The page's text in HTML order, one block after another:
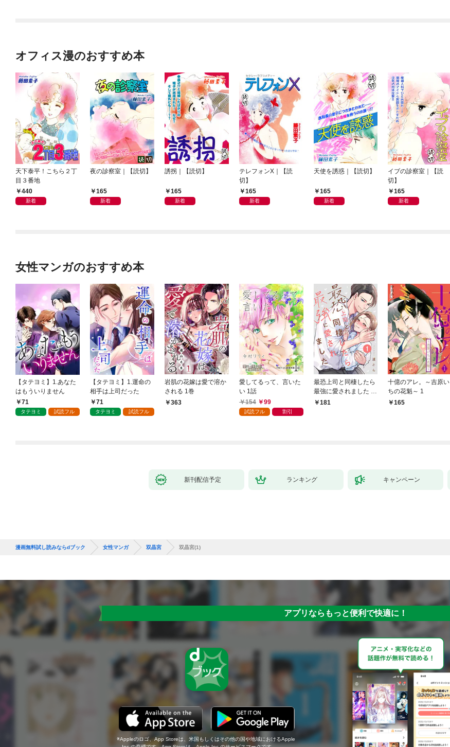
オフィス漫のおすすめ本
天下泰平！こちら２丁
目３番地
440
新着
夜の診察室｜【読切】
165
新着
誘拐｜【読切】
165
新着
テレフォンX｜【読
切】
165
新着
天使を誘惑｜【読切】
165
新着
イブの診察室｜【読
切】
165
新着
女性マンガのおすすめ本
【タテヨミ】1.あなた
はもういりません
71
タテヨミ 試読フル
【タテヨミ】1.運命の
相手は上司だった
71
タテヨミ 試読フル
岩肌の花嫁は愛で溶か
される 1巻
363
愛してるって、言いた
い 1話
154
99
試読フル 割引
最恐上司と同棲したら
最強に愛されました 1
巻181
十億のアレ。～吉原い
ちの花魁～ 1
165
新刊配信予定 ランキング キャンペーン
漫画無料試し読みならdブック 女性マンガ 双晶宮 双晶宮(1)
アプリならもっと便利で快適に！
Appleのロゴ、App Storeは、米国もしくはその他の国や地域におけるApple